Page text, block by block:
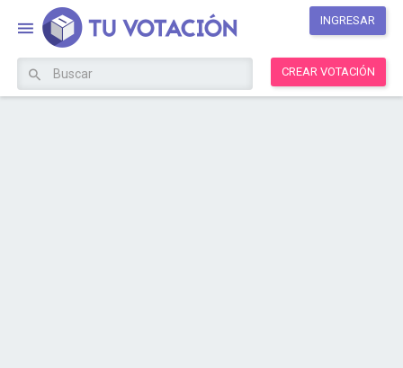
INGRESAR
CREAR VOTACIÓN